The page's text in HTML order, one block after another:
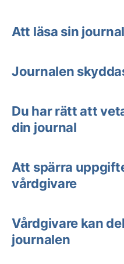
Att läsa sin journal
Journalen
Du har rätt att
din journal
Att spärra
vårdgivare
Vårdgivare kan
journalen